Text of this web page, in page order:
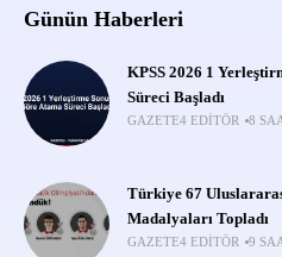
Günün Haberleri
KPSS 2026 1
Süreci Başladı
GAZETE4 EDITÖR
Türkiye 67
Madalyaları Topladı
GAZETE4 EDITÖR